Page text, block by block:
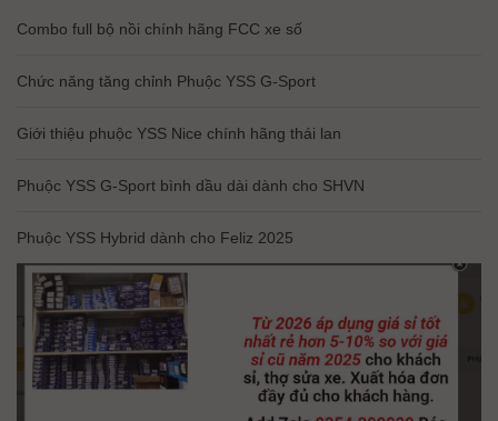
Combo full bộ nồi chính hãng FCC xe số
Chức năng tăng chỉnh Phuộc YSS G-Sport
Giới thiệu phuộc YSS Nice chính hãng thái lan
Phuộc YSS G-Sport bình dầu dài dành cho SHVN
Phuộc YSS Hybrid dành cho Feliz 2025